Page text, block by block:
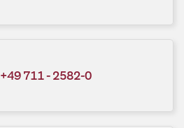
+49 711 - 2582-0